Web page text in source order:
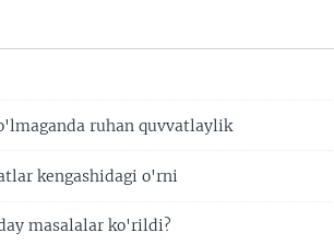
ruhan quvvatlaylik
kengashidagi o'rni
masalalar ko'rildi?